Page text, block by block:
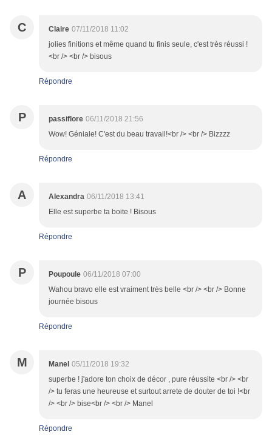
C Claire 07/11/2018 11:02
jolies finitions et même quand tu finis seule, c'est très réussi !
<br /> <br /> bisous
Répondre
P passiflore 06/11/2018 21:56
Wow! Géniale! C'est du beau travail!<br /> <br /> Bizzzz
Répondre
A Alexandra 06/11/2018 13:41
Elle est superbe ta boite ! Bisous
Répondre
P Poupoule 06/11/2018 07:00
Wahou bravo elle est vraiment très belle <br /> <br /> Bonne
journée bisous
Répondre
M Manel 05/11/2018 19:32
superbe ! j'adore ton choix de décor , pure réussite <br /> <br
/> tu feras une heureuse et surtout arrete de douter de toi !<br
/> <br /> bise<br /> <br /> Manel
Répondre